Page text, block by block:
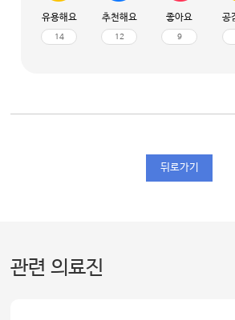
유용해요
14
추천해요
12
좋아요
9
공
뒤로가기
관련 의료진